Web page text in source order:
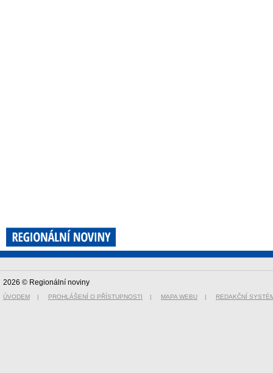
2026 © Regionální noviny
ÚVODEM | PROHLÁŠENÍ O PŘÍSTUPNOSTI | MAPA WEBU | REDAKČNÍ